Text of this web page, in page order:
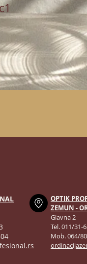
OPTIK
ZEMUN -
Glavna 2
Tel. 011/31-
Mob. 064/